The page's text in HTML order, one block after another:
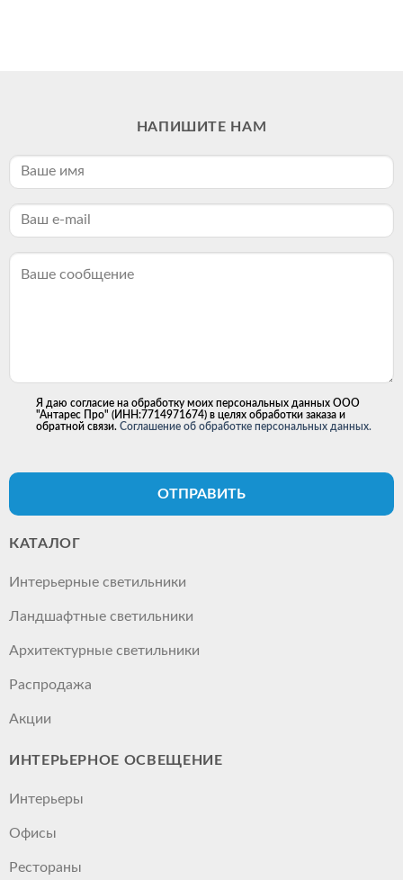
НАПИШИТЕ НАМ
Я даю согласие на обработку моих персональных данных ООО
"Антарес Про" (ИНН:7714971674) в целях обработки заказа и
обратной связи. Соглашение об обработке персональных данных.
ОТПРАВИТЬ
КАТАЛОГ
Интерьерные светильники
Ландшафтные светильники
Архитектурные светильники
Распродажа
Акции
ИНТЕРЬЕРНОЕ ОСВЕЩЕНИЕ
Интерьеры
Офисы
Рестораны